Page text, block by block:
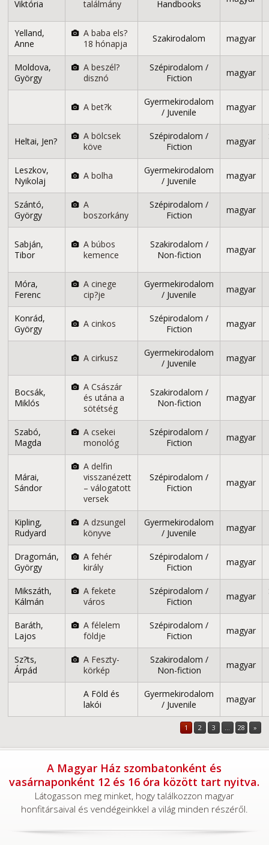
Viktória
találmány
Handbooks
Yelland,
Anne
A baba els?
18 hónapja
Szakirodalom magyar
Moldova,
György
A beszél?
disznó
Szépirodalom /
Fiction
magyar
A bet?k
Gyermekirodalom
/ Juvenile
magyar
Heltai, Jen?
A bölcsek
köve
Szépirodalom /
Fiction
magyar
Leszkov,
Nyikolaj
A bolha
Gyermekirodalom
/ Juvenile
magyar
Szántó,
György
A
boszorkány
Szépirodalom /
Fiction
magyar
Sabján,
Tibor
A búbos
kemence
Szakirodalom /
Non-fiction
magyar
Móra,
Ferenc
A cinege
cip?je
Gyermekirodalom
/ Juvenile
magyar
Konrád,
György
A cinkos
Szépirodalom /
Fiction
magyar
A cirkusz
Gyermekirodalom
/ Juvenile
magyar
Bocsák,
Miklós
A Császár
és utána a
sötétség
Szakirodalom /
Non-fiction
magyar
Szabó,
Magda
A csekei
monológ
Szépirodalom /
Fiction
magyar
Márai,
Sándor
A delfin
visszanézett
– válogatott
versek
Szépirodalom /
Fiction
magyar
Kipling,
Rudyard
A dzsungel
könyve
Gyermekirodalom
/ Juvenile
magyar
Dragomán,
György
A fehér
király
Szépirodalom /
Fiction
magyar
Mikszáth,
Kálmán
A fekete
város
Szépirodalom /
Fiction
magyar
Baráth,
Lajos
A félelem
földje
Szépirodalom /
Fiction
magyar
Sz?ts,
Árpád
A Feszty-
körkép
Szakirodalom /
Non-fiction
magyar
A Föld és
lakói
Gyermekirodalom
/ Juvenile
magyar
1 2 3 … 28 »
A Magyar Ház szombatonként és
vasárnaponként 12 és 16 óra között tart nyitva.
Látogasson meg minket, hogy találkozzon magyar
honfitársaival és vendégeinkkel a világ minden részéről.